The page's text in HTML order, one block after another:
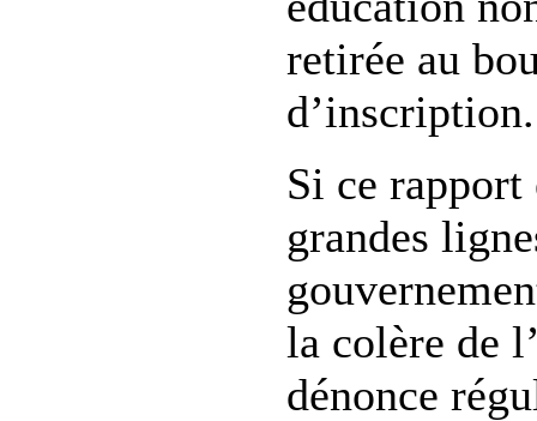
retirée au
d’inscription.
Si ce
grandes
la colère de
dénonce